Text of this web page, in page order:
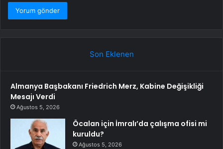
Son Eklenen
Almanya Başbakanı Friedrich Merz, Kabine Değişikliği
Mesajı Verdi
Ağustos 5, 2026
Öcalan için İmralı’da çalışma ofisi mi
kuruldu?
Ağustos 5, 2026